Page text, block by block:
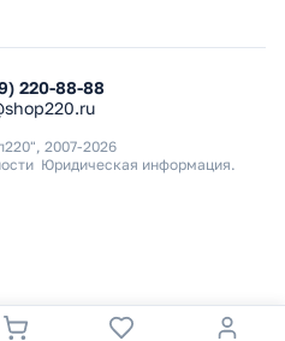
220-88-88
2007-2026
Юридическая информация.